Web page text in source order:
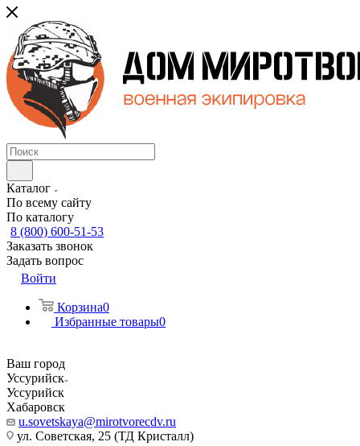
Каталог
По всему сайту
По каталогу
8 (800) 600-51-53
Заказать звонок
Задать вопрос
Войти
Корзина0
Избранные товары0
Ваш город
Уссурийск
Уссурийск
Хабаровск
u.sovetskaya@mirotvorecdv.ru
ул. Советская, 25 (ТД Кристалл)